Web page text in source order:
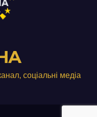
соціальні медіа